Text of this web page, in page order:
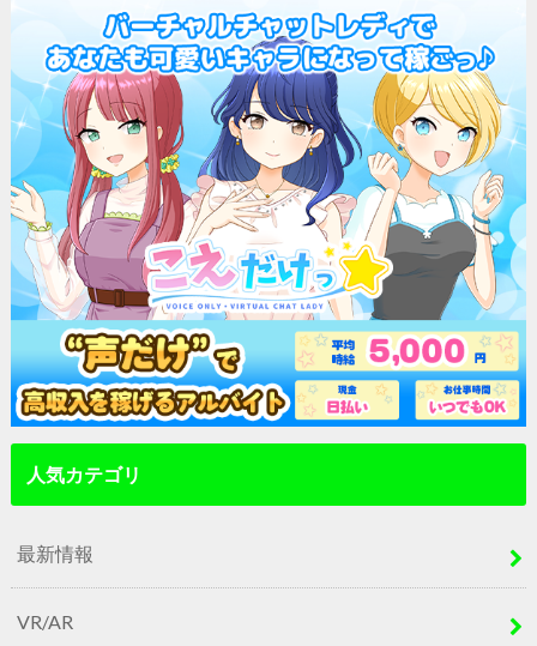
人気カテゴリ
最新情報
VR/AR